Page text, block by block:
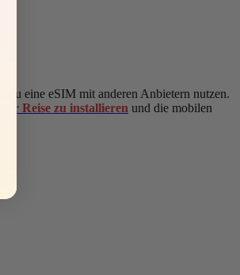
du eine eSIM mit anderen Anbietern nutzen.
Reise zu installieren und die mobilen